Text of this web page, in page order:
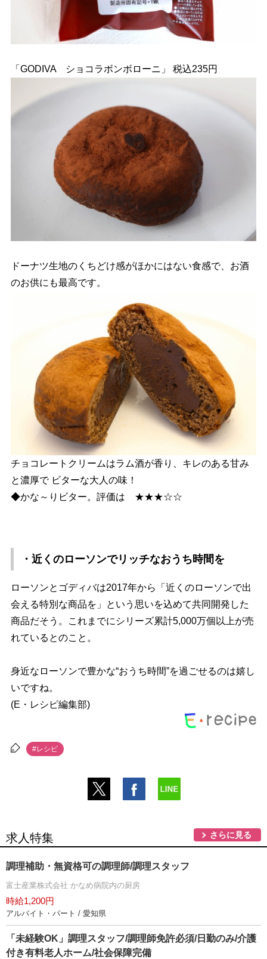
「GODIVA ショコラボンボローニ」 税込235円
ドーナツ生地のくちどけ感がほかにはない食感で、お酒
のお供にも最高です。
チョコレートクリームはラム酒が香り、キレのある甘み
と濃厚で ビターな大人の味！
◆かな～りビター。評価は ★★★☆☆
・近くのローソンでリッチなおうち時間を
ローソンとゴディバは2017年から「近くのローソンで出
会える特別な商品を」という思いを込めて共同開発した
商品だそう。これまでにシリーズ累計5,000万個以上が売
れているとのこと。
身近なローソンで豊かな“おうち時間”を過ごせるのは嬉し
いですね。
(E・レシピ編集部)
#レシピ
求人特集 さらに見る
調理補助・無資格可の調理師/調理スタッフ
富士産業株式会社 かなめ病院内の厨房
時給1,200円
アルバイト・パート / 愛知県
「未経験OK」調理スタッフ/調理師免許必須/日勤のみ/介護
付き有料老人ホーム/社会保障完備